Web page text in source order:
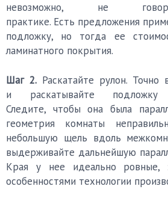
невозможно, не
практике. Есть предложения
подложку, но тогда ее
ламинатного покрытия.
Шаг 2. Раскатайте рулон.
и раскатывайте
Следите, чтобы она была
геометрия комнаты
небольшую щель вдоль
выдерживайте дальнейшую
Края у нее идеально ровные,
особенностями технологии